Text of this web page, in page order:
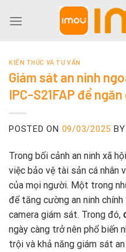
KIẾN THỨC VÀ TƯ VẤN
Giám sát an ninh
IPC-S21FAP để
POSTED ON 09/03/2025 BY
Trong bối cảnh an ninh xã
việc bảo vệ tài sản cá nhân
của mọi người. Một trong
để tăng cường an ninh
camera giám sát. Trong đó,
ngày càng trở nên phổ biến
trội và khả năng giám sát